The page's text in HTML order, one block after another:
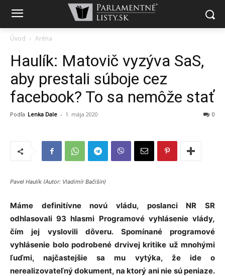
Úvod Aréna
Haulík: Matovič vyzýva SaS,
aby prestali súboje cez
facebook? To sa nemôže stať
Podľa Lenka Dale - 1. mája 2020 0
Pavel Haulík (Autor: Vladimír Bačišin)
Máme definitívne novú vládu, poslanci NR SR
odhlasovali 93 hlasmi Programové vyhlásenie vlády,
čím jej vyslovili dôveru. Spomínané programové
vyhlásenie bolo podrobené drvivej kritike už mnohými
ľuďmi, najčastejšie sa mu vytýka, že ide o
nerealizovateľný dokument, na ktorý ani nie sú peniaze.